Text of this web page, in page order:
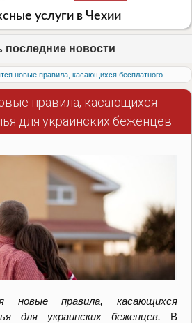
услуги в Чехии
последние новости
В ЧР вводятся новые правила, касающихся бесплатного жилья для украинских беженцев
правила, касающихся
для украинских беженцев
правила, касающихся
для украинских беженцев. В